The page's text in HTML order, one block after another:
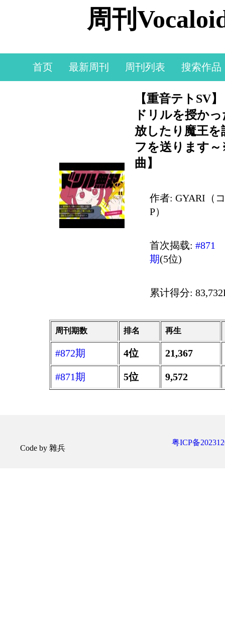
周刊
首页 最新周刊 周刊列表 搜索作品
【重音テトSV
ドリルを授か
放したり魔王
フを送ります
曲】
作者: GYARI（
P）
首次揭载: #871
期(5位)
累计得分:
周刊期数 排名 再生
#872期 4位 21,367
#871期 5位 9,572
Code by 雜兵
粤ICP备